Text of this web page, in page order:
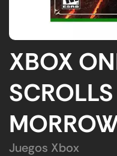
XBOX
Juegos Xbox